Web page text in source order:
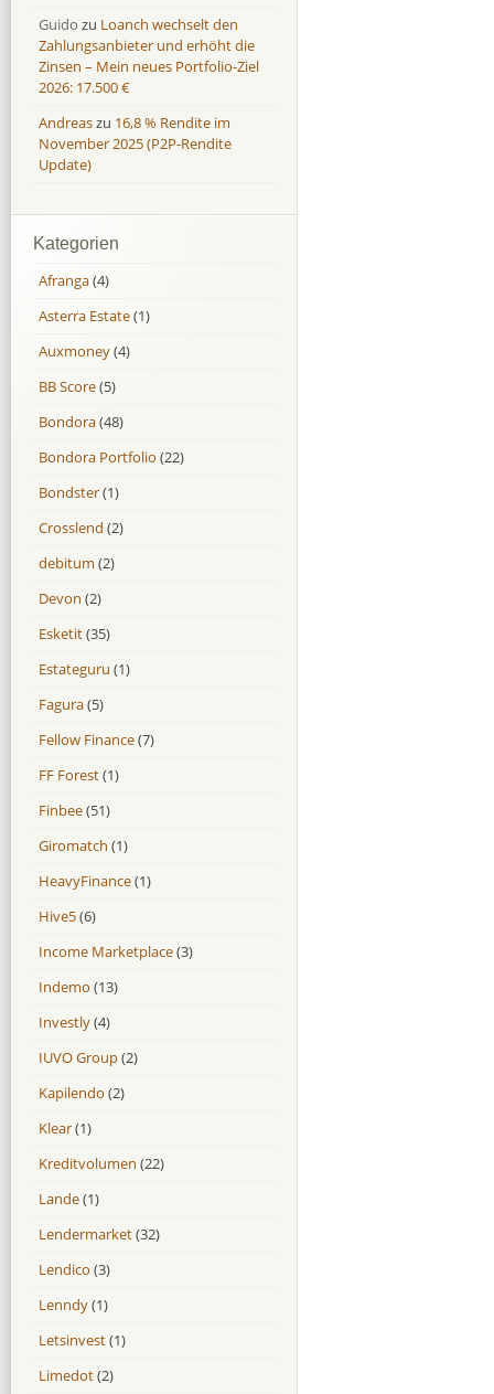
Guido zu Loanch wechselt den
Zahlungsanbieter und erhöht die
Zinsen – Mein neues Portfolio-Ziel
2026: 17.500 €
Andreaszu 16,8 % Rendite im
November 2025 (P2P-Rendite
Update)
Kategorien
Afranga(4)
Asterra Estate(1)
Auxmoney(4)
BB Score(5)
Bondora(48)
Bondora Portfolio (22)
Bondster(1)
Crosslend (2)
debitum (2)
Devon (2)
Esketit(35)
Estateguru (1)
Fagura(5)
Fellow Finance(7)
FF Forest(1)
Finbee(51)
Giromatch (1)
HeavyFinance(1)
Hive5(6)
Income Marketplace(3)
Indemo (13)
Investly(4)
IUVO Group(2)
Kapilendo (2)
Klear(1)
Kreditvolumen (22)
Lande(1)
Lendermarket(32)
Lendico (3)
Lenndy(1)
Letsinvest(1)
Limedot(2)